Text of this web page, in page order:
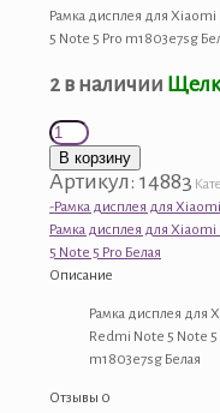
Рамка дисплея для
5 Note 5 Pro m1803e7sg
2 в наличии
Количество
товара
Рамка
дисплея
для
Xiaomi
Redmi
m1803e7sg
В корзину
Артикул: 14883
-Рамка дисплея для Xiaomi
Рамка дисплея для
5 Note 5 Pro Белая
Описание
Рамка дисплея для
Redmi Note 5 Note 5
m1803e7sg Белая
Отзывы 0